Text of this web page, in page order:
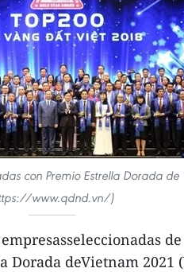
con Premio Estrella Dorada
www.qdnd.vn/)
Dorada deVietnam 2021